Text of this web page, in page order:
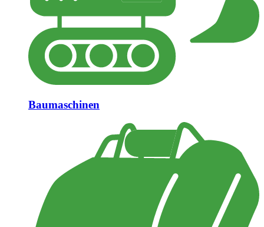
Baumaschinen